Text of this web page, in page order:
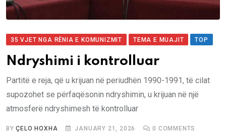
35 VJET NGA RËNIA E KOMUNIZMIT TEMA E MUAJIT TOP
Ndryshimi i kontrolluar
Partitë e reja, që u krijuan në periudhën 1990-1991, të cilat
supozohet se përfaqësonin ndryshimin, u krijuan në një
atmosferë ndryshimesh të kontrolluar
BYÇELO HOXHA JANUARY 21, 2026 0 COMMENTS